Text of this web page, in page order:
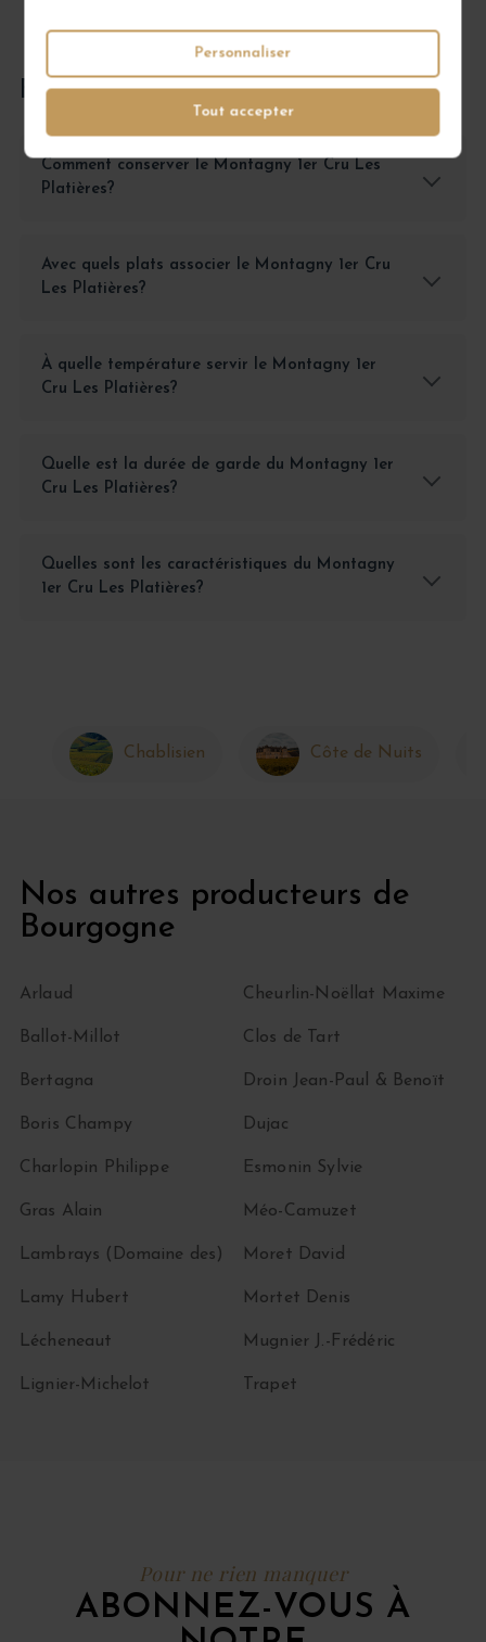
Tout accepter
Personnaliser
FOIRE AUX QUESTIONS
Comment conserver le Montagny 1er Cru Les
Platières?
Avec quels plats associer le Montagny 1er Cru
Les Platières?
À quelle température servir le Montagny 1er
Cru Les Platières?
Quelle est la durée de garde du Montagny 1er
Cru Les Platières?
Quelles sont les caractéristiques du Montagny
1er Cru Les Platières?
Chablisien Côte de Nuits
Nos autres producteurs de
Bourgogne
Arlaud
Ballot-Millot
Bertagna
Boris Champy
Charlopin Philippe
Cheurlin-Noëllat Maxime
Clos de Tart
Droin Jean-Paul & Benoït
Dujac
Esmonin Sylvie
Gras Alain
Lambrays (Domaine des)
Lamy Hubert
Lécheneaut
Lignier-Michelot
Méo-Camuzet
Moret David
Mortet Denis
Mugnier J.-Frédéric
Trapet
Pour ne rien manquer
ABONNEZ-VOUS À